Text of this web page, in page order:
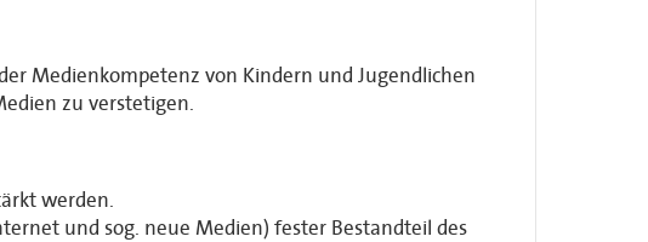
Medienkompetenz von Kindern und Jugendlichen
zu verstetigen.
werden.
und sog. neue Medien) fester Bestandteil des